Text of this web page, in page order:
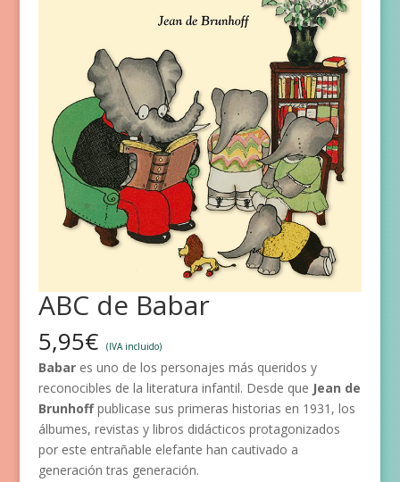
ABC de Babar
5,95€ (IVA incluido)
Babares uno de los personajes más queridos y
reconocibles de la literatura infantil. Desde que Jean de
Brunhoffpublicase sus primeras historias en 1931, los
álbumes, revistas y libros didácticos protagonizados
por este entrañable elefante han cautivado a
generación tras generación.